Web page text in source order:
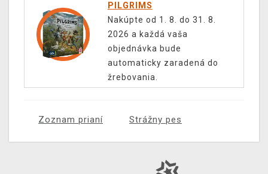
PILGRIMS
Nakúpte od 1. 8. do 31. 8.
2026 a každá vaša
objednávka bude
automaticky zaradená do
žrebovania.
Zoznam prianí Strážny pes